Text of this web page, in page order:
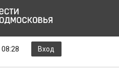
Вход